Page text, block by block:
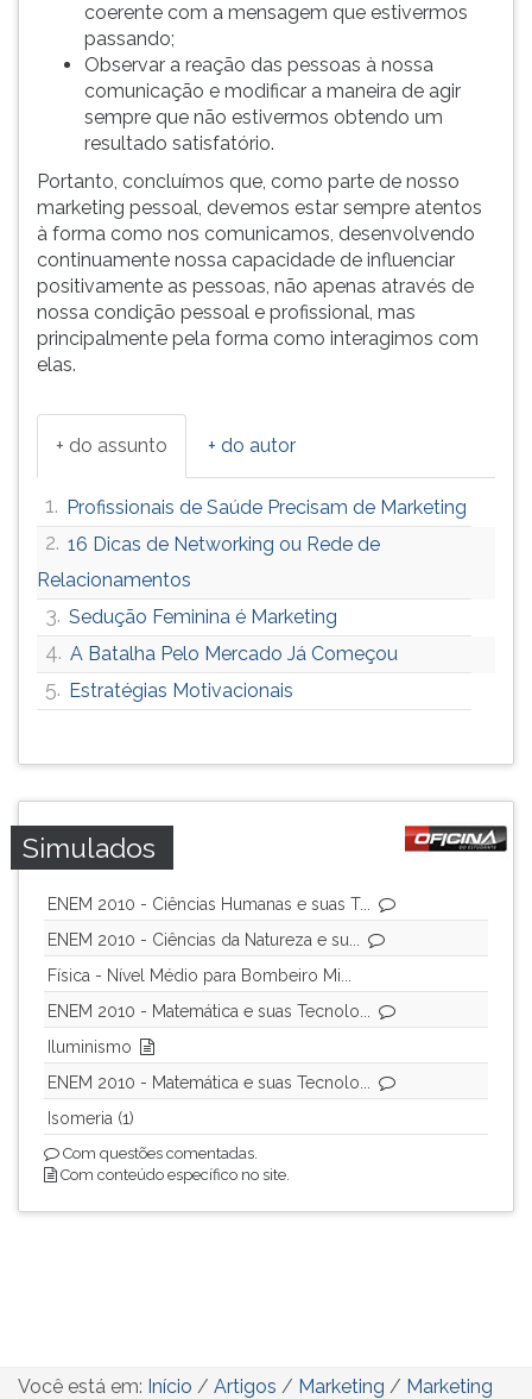
coerente com a mensagem que estivermos
passando;
Observar a reação das pessoas à nossa
comunicação e modificar a maneira de agir
sempre que não estivermos obtendo um
resultado satisfatório.
Portanto, concluímos que, como parte de nosso
marketing pessoal, devemos estar sempre atentos
à forma como nos comunicamos, desenvolvendo
continuamente nossa capacidade de influenciar
positivamente as pessoas, não apenas através de
nossa condição pessoal e profissional, mas
principalmente pela forma como interagimos com
elas.
+ do assunto + do autor
1. Profissionais de Saúde Precisam de Marketing
2. 16 Dicas de Networking ou Rede de
Relacionamentos
3. Sedução Feminina é Marketing
4. A Batalha Pelo Mercado Já Começou
5. Estratégias Motivacionais
Simulados
ENEM 2010 - Ciências Humanas e suas T...
ENEM 2010 - Ciências da Natureza e su...
Física - Nível Médio para Bombeiro Mi...
ENEM 2010 - Matemática e suas Tecnolo...
Iluminismo
ENEM 2010 - Matemática e suas Tecnolo...
Isomeria (1)
Com questões comentadas.
Com conteúdo específico no site.
Você está em: Início / Artigos / Marketing / Marketing